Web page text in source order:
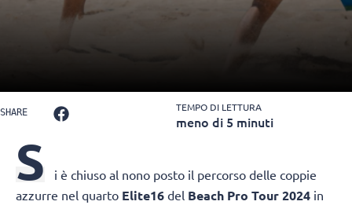
SHARE TEMPO DI LETTURA
meno di 5 minuti
S
i è chiuso al nono posto il percorso delle coppie
azzurre nel quarto Elite16 del Beach Pro Tour 2024 in